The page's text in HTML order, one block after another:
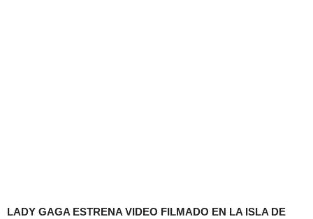
LADY GAGA ESTRENA VIDEO FILMADO EN LA ISLA DE